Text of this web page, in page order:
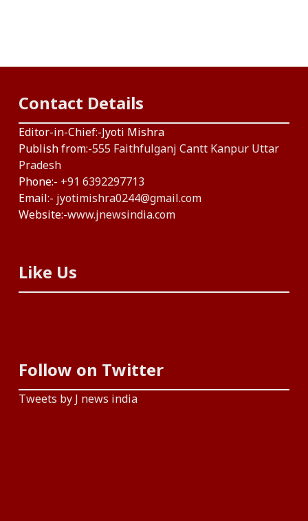
Contact Details
Editor-in-Chief:-Jyoti Mishra
Publish from:-555 Faithfulganj Cantt Kanpur Uttar
Pradesh
Phone:- +91 6392297713
Email:- jyotimishra0244@gmail.com
Website:-www.jnewsindia.com
Like Us
Follow on Twitter
Tweets by J news india